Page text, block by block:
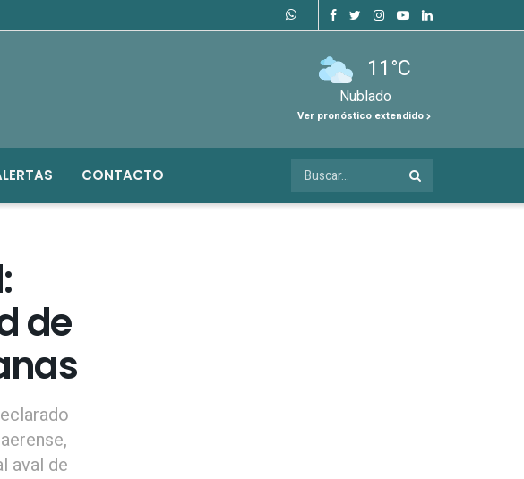
11°C
Nublado
Ver pronóstico extendido
CONTACTO
de
aval de